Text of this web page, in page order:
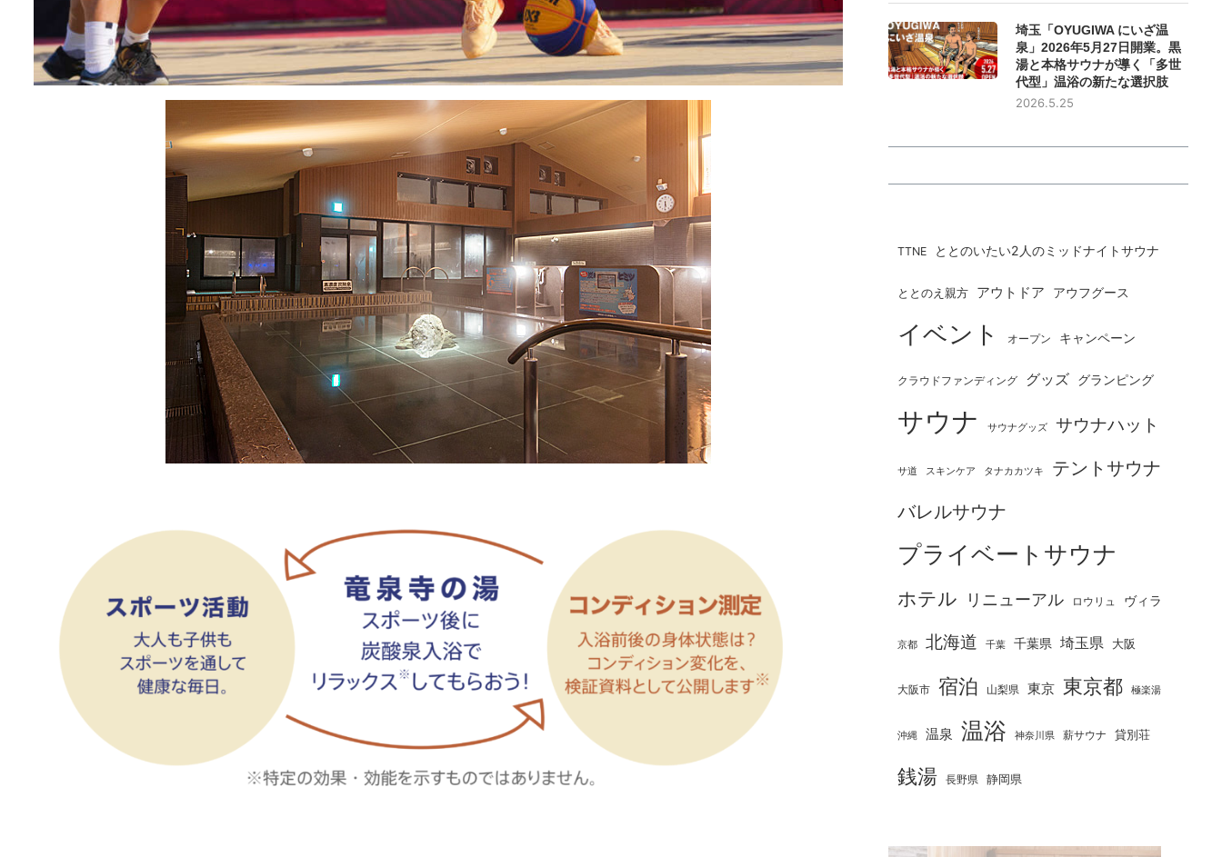
埼玉「OYUGIWA にいざ温
泉」2026年5月27日開業。黒
湯と本格サウナが導く「多世
代型」温浴の新たな選択肢
2026.5.25
TTNE ととのいたい2人のミッドナイトサウナ
ととのえ親方 アウトドア アウフグース
イベント オープン キャンペーン
クラウドファンディング グッズ グランピング
サウナ サウナグッズ サウナハット
サ道 スキンケア タナカカツキ
テントサウナ
バレルサウナ
プライベートサウナ
ホテル リニューアル ロウリュ ヴィラ
京都 北海道 千葉 千葉県 埼玉県 大阪
大阪市 宿泊 山梨県 東京 東京都 極楽湯
沖縄 温泉 温浴 神奈川県 薪サウナ 貸別荘
銭湯 長野県 静岡県